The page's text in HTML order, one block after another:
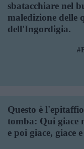
sbatacchiare nel
maledizione delle
dell'Ingordigia.
Questo è
tomba: Qui giace
e poi giace, giace